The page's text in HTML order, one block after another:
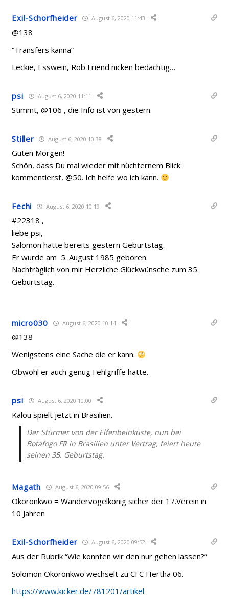
Exil-Schorfheider August 6, 2020 11:43
@138
“Transfers kanna”
Leckie, Esswein, Rob Friend nicken bedächtig…
psi August 6, 2020 11:11
Stimmt, @106 , die Info ist von gestern.
Stiller August 6, 2020 10:38
Guten Morgen!
Schön, dass Du mal wieder mit nüchternem Blick
kommentierst, @50. Ich helfe wo ich kann.
Fechi August 6, 2020 10:19
#22318 ,
liebe psi,
Salomon hatte bereits gestern Geburtstag.
Er wurde am 5. August 1985 geboren.
Nachträglich von mir Herzliche Glückwünsche zum 35.
Geburtstag.
micro030 August 6, 2020 10:14
@138
Wenigstens eine Sache die er kann.
Obwohl er auch genug Fehlgriffe hatte.
psi August 6, 2020 10:00
Kalou spielt jetzt in Brasilien.
Der Stürmer von der Elfenbeinküste, nun bei
Botafogo FR in Brasilien unter Vertrag, feiert heute
seinen 35. Geburtstag.
Magath August 6, 2020 09:56
Okoronkwo = Wandervogelkönig sicher der 17.Verein in
10 Jahren
Exil-Schorfheider August 6, 2020 09:52
Aus der Rubrik “Wie konnten wir den nur gehen lassen?”
Solomon Okoronkwo wechselt zu CFC Hertha 06.
https://www.kicker.de/781201/artikel